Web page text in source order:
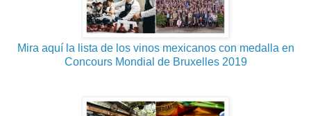
Mira aquí la lista de los vinos mexicanos con medalla en
Concours Mondial de Bruxelles 2019